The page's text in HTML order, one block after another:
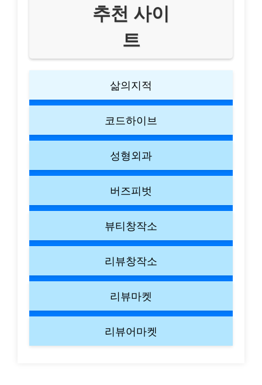
추천 사이
트
삶의지적
코드하이브
성형외과
버즈피벗
뷰티창작소
리뷰창작소
리뷰마켓
리뷰어마켓